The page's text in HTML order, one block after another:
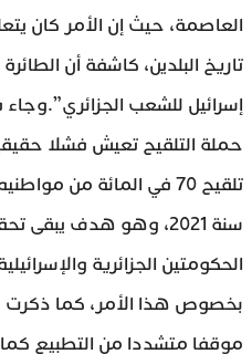
العاصمة، حيث إن الأمر كان
تاريخ البلدين، كاشفة أن
إسرائيل للشعب الجزائري”.وجاء
حملة التلقيح تعيش فشلا
سنة 2021، وهو هدف يبقى
الحكومتين الجزائرية
بخصوص هذا الأمر، كما ذكرت
موقفا متشددا من التطبيع كما